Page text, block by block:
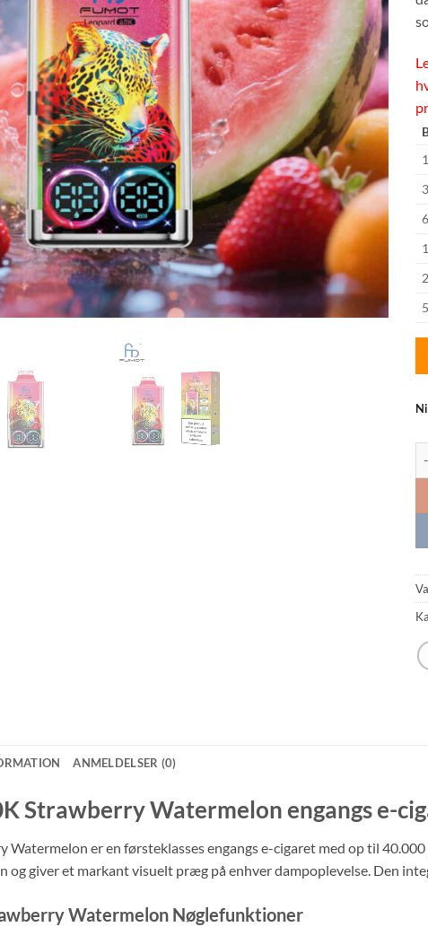
ANMELDELSER (0)
Strawberry Watermelon engangs e-
Watermelon er en førsteklasses engangs e-cigaret med op til
giver et markant visuelt præg på enhver dampoplevelse. Den
Watermelon Nøglefunktioner